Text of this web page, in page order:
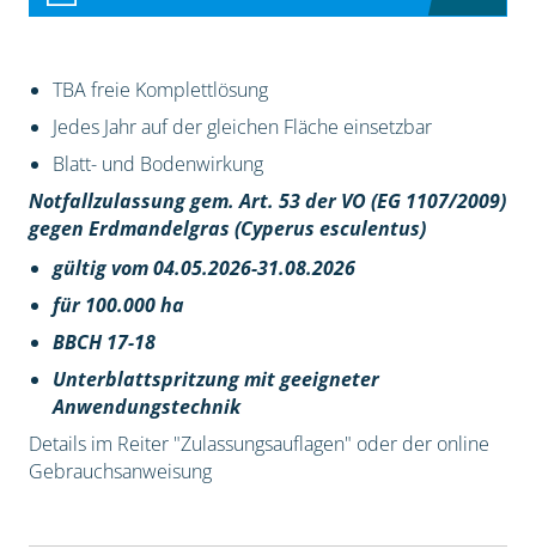
TBA freie Komplettlösung
Jedes Jahr auf der gleichen Fläche einsetzbar
Blatt- und Bodenwirkung
Notfallzulassung gem. Art. 53 der VO (EG 1107/2009)
gegen Erdmandelgras (Cyperus esculentus)
gültig vom 04.05.2026-31.08.2026
für 100.000 ha
BBCH 17-18
Unterblattspritzung mit geeigneter
Anwendungstechnik
Details im Reiter "Zulassungsauflagen" oder der online
Gebrauchsanweisung